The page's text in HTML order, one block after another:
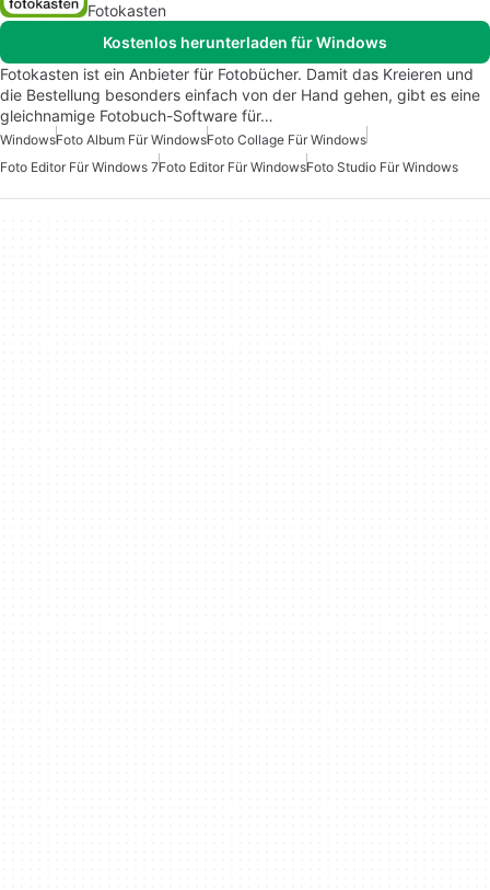
Fotokasten
Kostenlos herunterladen für Windows
Fotokasten ist ein Anbieter für Fotobücher. Damit das Kreieren und
die Bestellung besonders einfach von der Hand gehen, gibt es eine
gleichnamige Fotobuch-Software für…
WindowsFoto Album Für WindowsFoto Collage Für Windows
Foto Editor Für Windows 7Foto Editor Für WindowsFoto Studio Für Windows